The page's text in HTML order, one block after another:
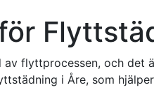
flyttprocessen, och
i Åre, som